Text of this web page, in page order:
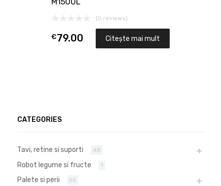
(0 reviews)
€79.00 Citește mai mult
CATEGORIES
Tavi, retine si suporti 48
Robot legume si fructe 1
Palete si perii 65